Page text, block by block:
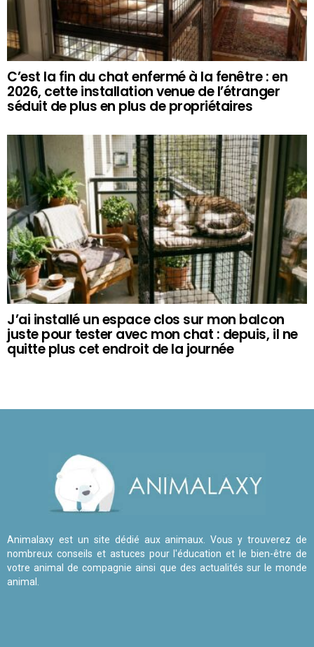
C’est la fin du chat enfermé à la fenêtre : en
2026, cette installation venue de l’étranger
séduit de plus en plus de propriétaires
J’ai installé un espace clos sur mon balcon
juste pour tester avec mon chat : depuis, il ne
quitte plus cet endroit de la journée
Animalaxy est un site dédié aux animaux. Vous y trouverez de
nombreux conseils et astuces pour l'éducation et le bien-être de
votre animal de compagnie ainsi que des actualités sur le monde
animal.